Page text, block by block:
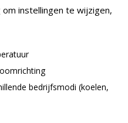
instellingen te wijzigen,
bedrijfsmodi (koelen,